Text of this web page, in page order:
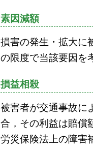
素因減額
損害の発生・拡大に
の限度で当該要因を
損益相殺
被害者が交通事故に
合，その利益は賠償
労災保険法上の障害